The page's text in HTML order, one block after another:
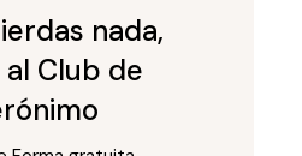
nada,
Club de